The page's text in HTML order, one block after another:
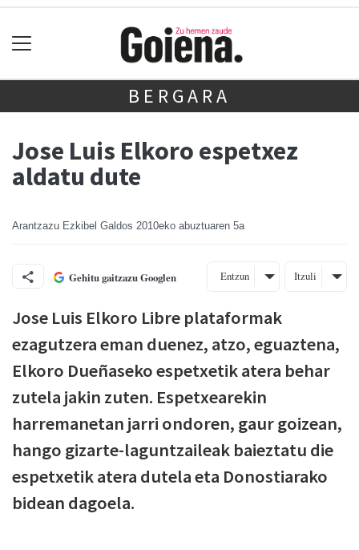
BERGARA
Jose Luis Elkoro espetxez
aldatu dute
Arantzazu Ezkibel Galdos 2010eko abuztuaren 5a
Gehitu gaitzazu Googlen Entzun Itzuli
Jose Luis Elkoro Libre plataformak
ezagutzera eman duenez, atzo, eguaztena,
Elkoro Dueñaseko espetxetik atera behar
zutela jakin zuten. Espetxearekin
harremanetan jarri ondoren, gaur goizean,
hango gizarte-laguntzaileak baieztatu die
espetxetik atera dutela eta Donostiarako
bidean dagoela.